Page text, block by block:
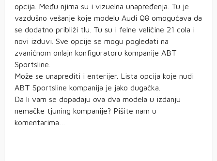
opcija. Među njima su i vizuelna unapređenja. Tu je
vazdušno vešanje koje modelu Audi Q8 omogućava da
se dodatno približi tlu. Tu su i felne veličine 21 cola i
novi izduvi. Sve opcije se mogu pogledati na
zvaničnom onlajn konfiguratoru kompanije ABT
Sportsline.
Može se unaprediti i enterijer. Lista opcija koje nudi
ABT Sportsline kompanija je jako dugačka.
Da li vam se dopadaju ova dva modela u izdanju
nemačke tjuning kompanije? Pišite nam u
komentarima…